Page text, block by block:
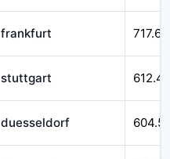
frankfurt
stuttgart
duesseldorf